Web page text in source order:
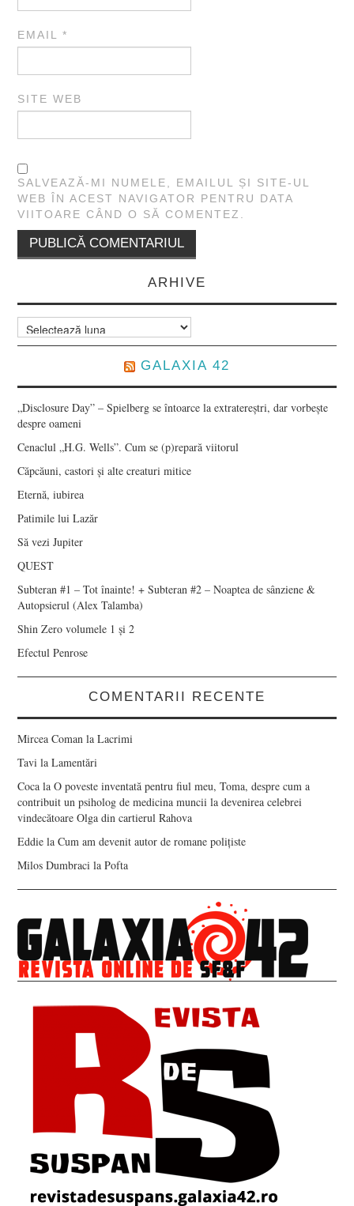
EMAIL*
SITE WEB
SALVEAZĂ-MI NUMELE, EMAILUL ȘI SITE-UL
WEB ÎN ACEST NAVIGATOR PENTRU DATA
VIITOARE CÂND O SĂ COMENTEZ.
ARHIVE
Arhive
GALAXIA 42
„Disclosure Day” – Spielberg se întoarce la extratereștri, dar vorbește
despre oameni
Cenaclul „H.G. Wells”. Cum se (p)repară viitorul
Căpcăuni, castori și alte creaturi mitice
Eternă, iubirea
Patimile lui Lazăr
Să vezi Jupiter
QUEST
Subteran #1 – Tot înainte! + Subteran #2 – Noaptea de sânziene &
Autopsierul (Alex Talamba)
Shin Zero volumele 1 și 2
Efectul Penrose
COMENTARII RECENTE
Mircea Coman laLacrimi
Tavi laLamentări
Coca laO poveste inventată pentru fiul meu, Toma, despre cum a
contribuit un psiholog de medicina muncii la devenirea celebrei
vindecătoare Olga din cartierul Rahova
Eddie laCum am devenit autor de romane polițiste
Milos Dumbraci laPofta